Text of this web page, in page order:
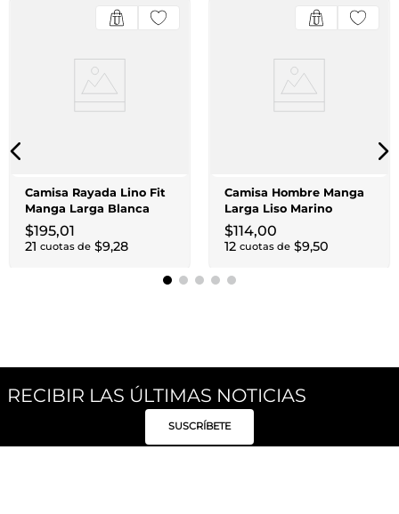
Camisa Rayada Lino Fit
Manga Larga Blanca
$195,01
21 cuotas de $9,28
Camisa Hombre Manga
Larga Liso Marino
$114,00
12 cuotas de $9,50
RECIBIR LAS ÚLTIMAS NOTICIAS
SUSCRÍBETE